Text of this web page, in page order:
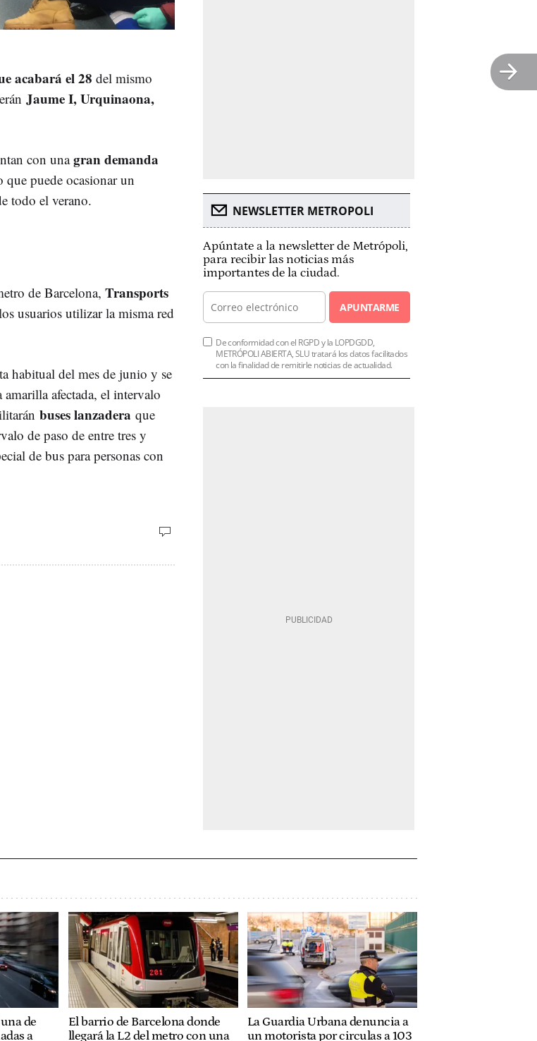
acabará el 28 del mismo
Jaume I, Urquinaona,
con unagran demanda
puede ocasionar un
todo el verano.
de Barcelona, Transports
usuarios utilizar la misma red
habitual del mes de junio y se
afectada, el intervalo
buses lanzadera que
de paso de entre tres y
de bus para personas con
NEWSLETTER METROPOLI
Apúntate a la newsletter de Metrópoli,
para recibir las noticias más
importantes de la ciudad.
APUNTARME
De conformidad con el RGPD y la LOPDGDD,
METRÓPOLI ABIERTA, SLU tratará los datos facilitados
con la finalidad de remitirle noticias de actualidad.
de
a
El barrio de Barcelona donde
llegará la L2 del metro con una
La Guardia Urbana denuncia a
un motorista por circulas a 103